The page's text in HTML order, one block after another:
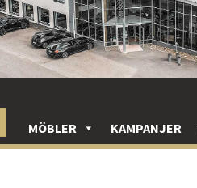
MÖBLER KAMPANJER